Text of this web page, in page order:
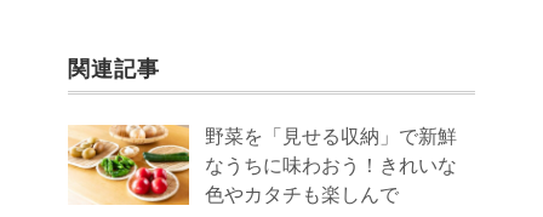
関連記事
野菜を「見せる収納」で新鮮
なうちに味わおう！きれいな
色やカタチも楽しんで